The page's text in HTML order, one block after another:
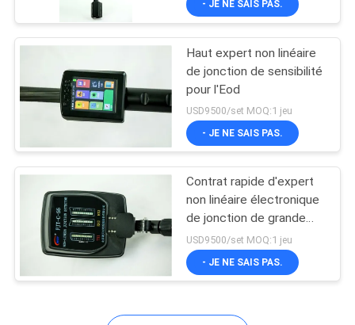
Équipement d'EOD
Instrument d'une
sécurité inhérente
- JE NE SAIS PAS.
Haut expert non linéaire
de jonction de sensibilité
pour l'Eod
USD9500/set MOQ:1 jeu
- JE NE SAIS PAS.
Contrat rapide d'expert
non linéaire électronique
de jonction de grande
précision
USD9500/set MOQ:1 jeu
- JE NE SAIS PAS.